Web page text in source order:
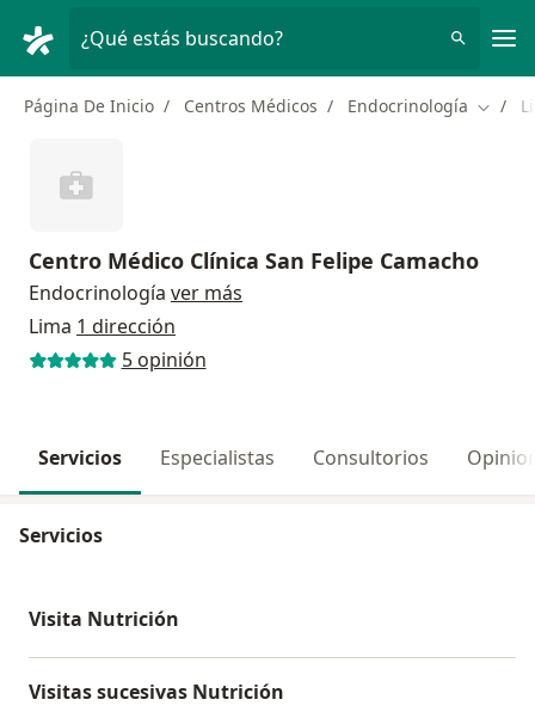
¿Qué estás buscando?
Página De Inicio Centros Médicos Endocrinología
Centro Médico Clínica San Felipe Camacho
Endocrinología ver más
Lima 1 dirección
5 opinión
Servicios Especialistas Consultorios
Servicios
Visita Nutrición
Visitas sucesivas Nutrición